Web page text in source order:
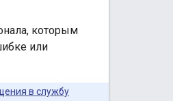
которым
или
в службу